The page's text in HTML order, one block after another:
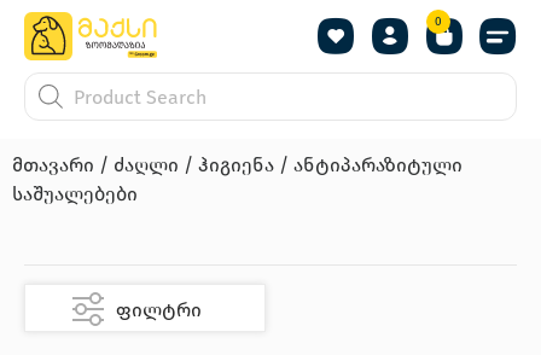
0
მთავარი / ძაღლი / ჰიგიენა / ანტიპარაზიტული
საშუალებები
ფილტრი